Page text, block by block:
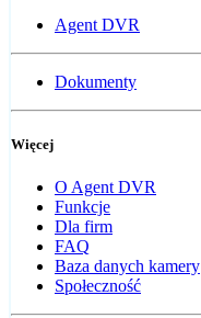
Agent DVR
Dokumenty
Więcej
O Agent DVR
Funkcje
Dla firm
FAQ
Baza danych kamery
Społeczność